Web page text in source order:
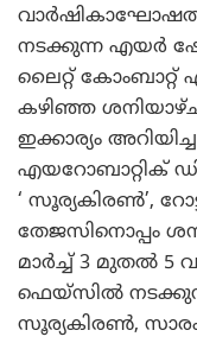
നടക്കുന്ന എയര്‍
ലൈറ്റ് കോംബാറ്റ്
കഴിഞ്ഞ
ഇക്കാര്യം
എയറോബാറ്റിക്
‘ സൂര്യകിരണ്‍’,
തേജസിനൊപ്പം
മാര്‍ച്ച് 3 മുതല്‍ 5
ഫെയ്സില്‍
സൂര്യകിരണ്‍,